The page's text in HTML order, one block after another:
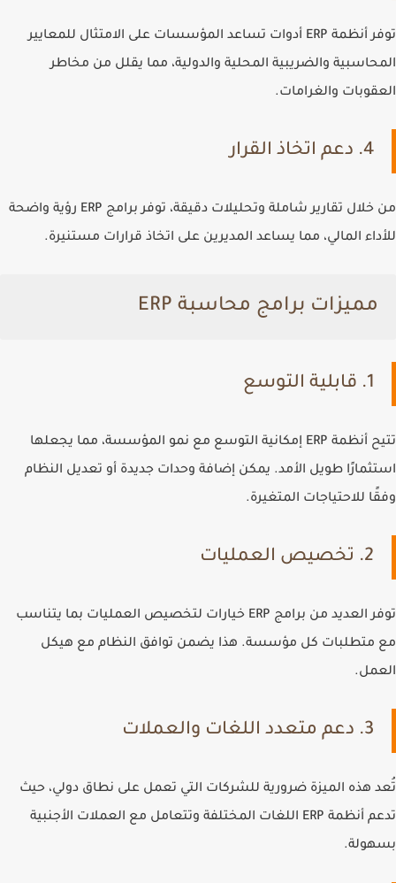
توفر أنظمة ERP أدوات تساعد المؤسسات على الامتثال للمعايير
المحاسبية والضريبية المحلية والدولية، مما يقلل من مخاطر
العقوبات والغرامات.
4. دعم اتخاذ القرار
من خلال تقارير شاملة وتحليلات دقيقة، توفر برامج ERP رؤية واضحة
للأداء المالي، مما يساعد المديرين على اتخاذ قرارات مستنيرة.
مميزات برامج محاسبة ERP
1. قابلية التوسع
تتيح أنظمة ERP إمكانية التوسع مع نمو المؤسسة، مما يجعلها
استثمارًا طويل الأمد. يمكن إضافة وحدات جديدة أو تعديل النظام
وفقًا للاحتياجات المتغيرة.
2. تخصيص العمليات
توفر العديد من برامج ERP خيارات لتخصيص العمليات بما يتناسب
مع متطلبات كل مؤسسة. هذا يضمن توافق النظام مع هيكل
العمل.
3. دعم متعدد اللغات والعملات
تُعد هذه الميزة ضرورية للشركات التي تعمل على نطاق دولي، حيث
تدعم أنظمة ERP اللغات المختلفة وتتعامل مع العملات الأجنبية
بسهولة.